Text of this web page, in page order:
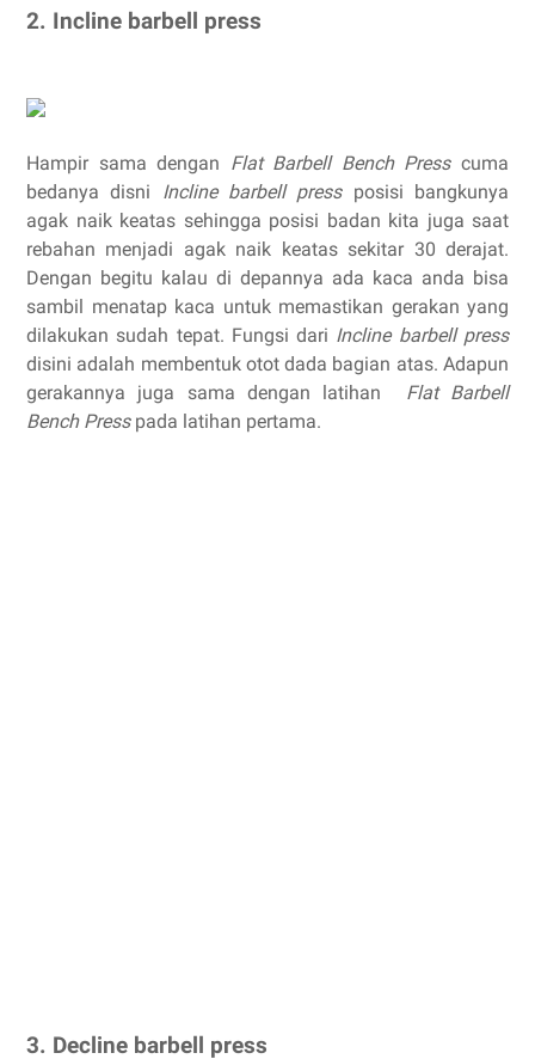
2. Incline barbell press
Hampir sama dengan Flat Barbell Bench Presscuma
bedanya disni Incline barbell press posisi bangkunya
agak naik keatas sehingga posisi badan kita juga saat
rebahan menjadi agak naik keatas sekitar 30 derajat.
Dengan begitu kalau di depannya ada kaca anda bisa
sambil menatap kaca untuk memastikan gerakan yang
dilakukan sudah tepat. Fungsi dari Incline barbell press
disini adalah membentuk otot dada bagian atas. Adapun
gerakannya juga sama dengan latihan Flat Barbell
Bench Press pada latihan pertama.
3. Decline barbell press